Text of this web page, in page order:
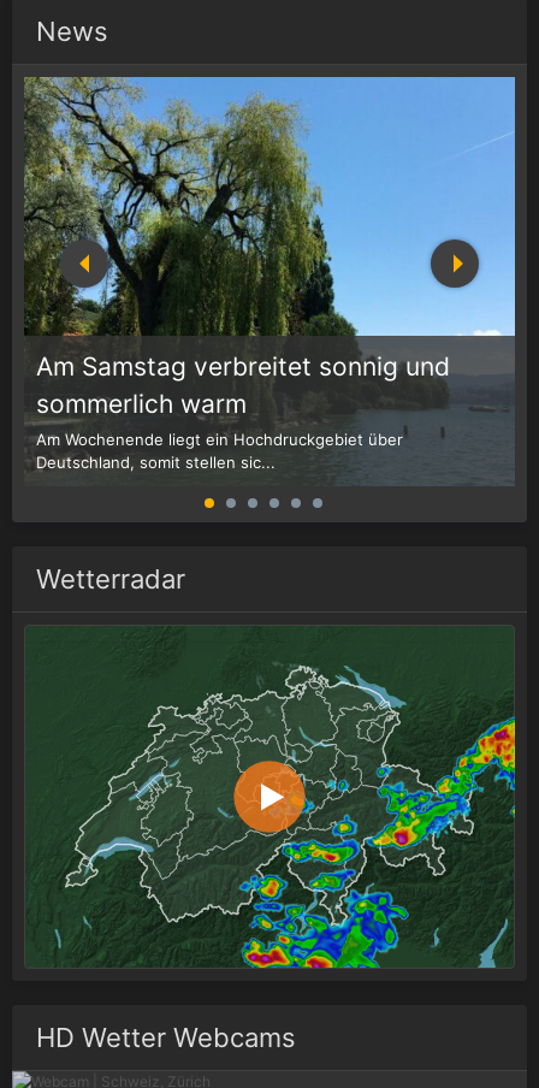
News
Am Samstag verbreitet sonnig und
sommerlich warm
Am Wochenende liegt ein Hochdruckgebiet über
Deutschland, somit stellen sic...
Wetterradar
HD Wetter Webcams